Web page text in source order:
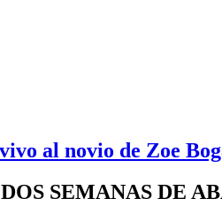
al novio de Zoe
SEMANAS DE